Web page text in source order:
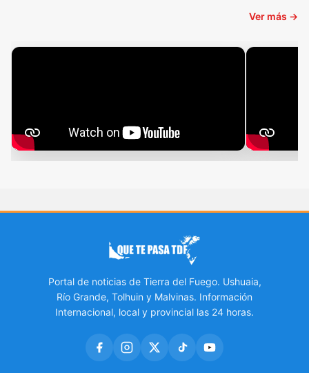
Ver más →
Portal de noticias de Tierra del Fuego. Ushuaia,
Río Grande, Tolhuin y Malvinas. Información
Internacional, local y provincial las 24 horas.